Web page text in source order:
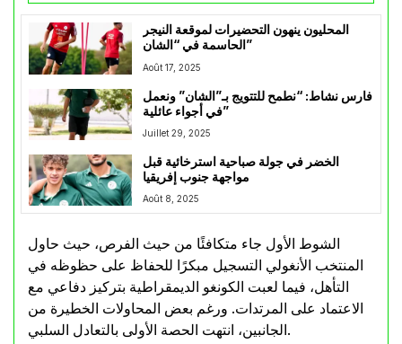
المحليون ينهون التحضيرات لموقعة النيجر
الحاسمة في “الشان”
Août 17, 2025
فارس نشاط: “نطمح للتتويج بـ”الشان” ونعمل
في أجواء عائلية”
Juillet 29, 2025
الخضر في جولة صباحية استرخائية قبل
مواجهة جنوب إفريقيا
Août 8, 2025
الشوط الأول جاء متكافئًا من حيث الفرص، حيث حاول
المنتخب الأنغولي التسجيل مبكرًا للحفاظ على حظوظه في
التأهل، فيما لعبت الكونغو الديمقراطية بتركيز دفاعي مع
الاعتماد على المرتدات. ورغم بعض المحاولات الخطيرة من
الجانبين، انتهت الحصة الأولى بالتعادل السلبي.